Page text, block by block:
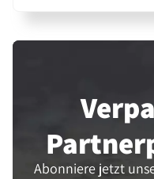
Abonniere jetzt